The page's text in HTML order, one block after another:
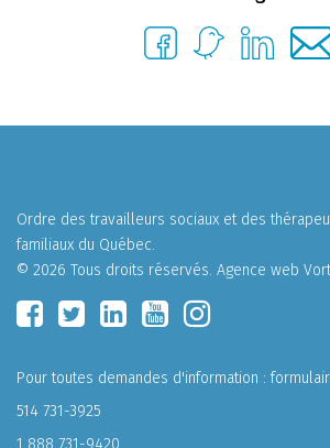
Ordre des travailleurs sociaux et des
familiaux du Québec.
© 2026 Tous droits réservés. Agence web
Pour toutes demandes d'information :
514 731-3925